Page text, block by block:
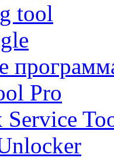
tool
Pro
Service